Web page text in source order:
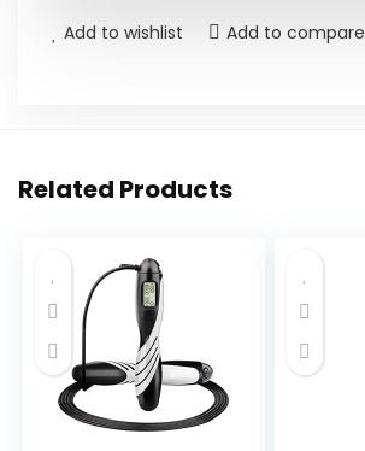
Add to wishlist Add to compare
Related Products